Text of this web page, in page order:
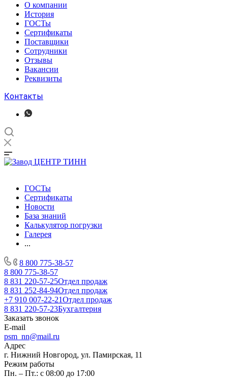
О компании
История
ГОСТы
Сертификаты
Поставщики
Сотрудники
Отзывы
Вакансии
Реквизиты
Контакты
ГОСТы
Сертификаты
Новости
База знаний
Калькулятор погрузки
Галерея
...
8 800 775-38-57
8 800 775-38-57
8 831 220-57-25Отдел продаж
8 831 252-84-94Отдел продаж
+7 910 007-22-21Отдел продаж
8 831 220-57-23Бухгалтерия
Заказать звонок
E-mail
psm_nn@mail.ru
Адрес
г. Нижний Новгород, ул. Памирская, 11
Режим работы
Пн. – Пт.: с 08:00 до 17:00